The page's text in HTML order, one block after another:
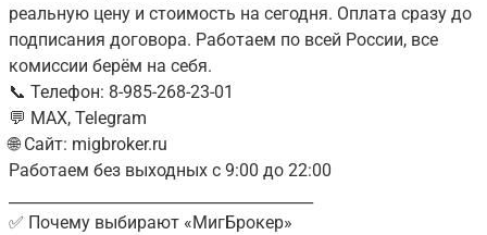
реальную цену и стоимость на сегодня. Оплата сразу до
подписания договора. Работаем по всей России, все
комиссии берём на себя.
📞 Телефон: 8-985-268-23-01
💬 MAX, Telegram
🌐 Сайт: migbroker.ru
Работаем без выходных с 9:00 до 22:00
✅ Почему выбирают «МигБрокер»